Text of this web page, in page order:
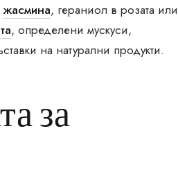
жасмина, гераниол в розата или
, определени мускуси,
на натурални продукти.
за